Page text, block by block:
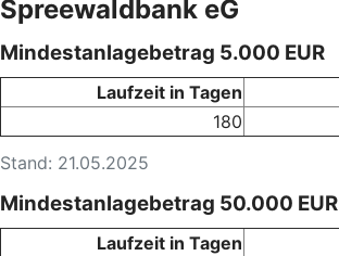
Spreewaldbank eG
Mindestanlagebetrag 5.000 EUR
Stand: 21.05.2025
Laufzeit in Tagen
180
Mindestanlagebetrag 50.000 EUR
Laufzeit in Tagen